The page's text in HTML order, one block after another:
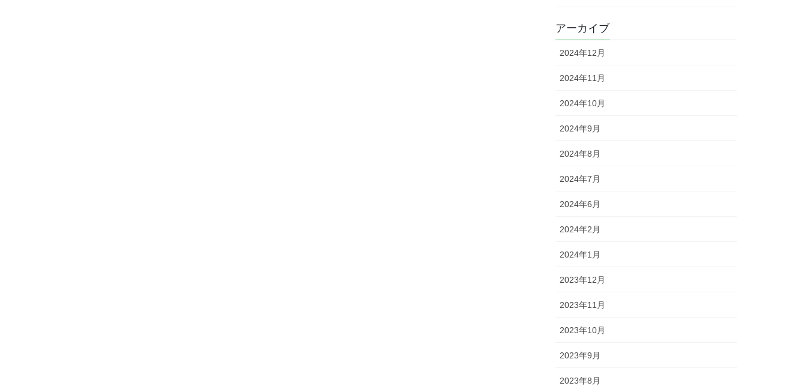
アーカイブ
2024年12月
2024年11月
2024年10月
2024年9月
2024年8月
2024年7月
2024年6月
2024年2月
2024年1月
2023年12月
2023年11月
2023年10月
2023年9月
2023年8月